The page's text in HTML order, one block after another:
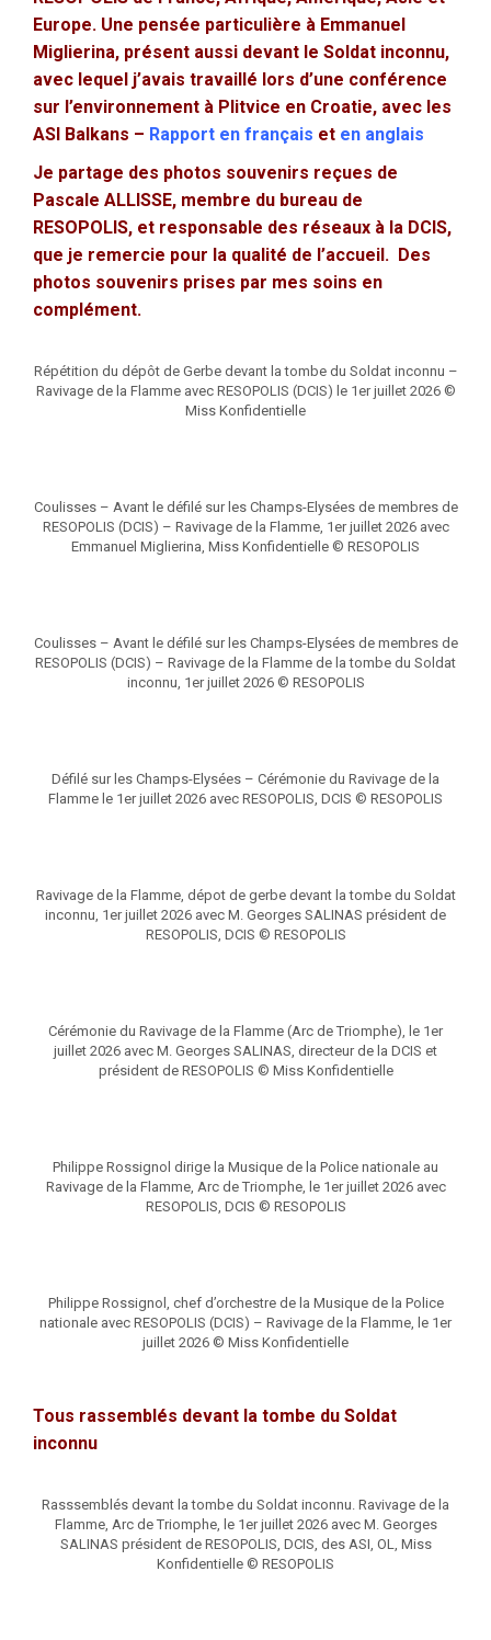
Europe. Une pensée particulière à Emmanuel
Miglierina, présent aussi devant le Soldat inconnu,
avec lequel j’avais travaillé lors d’une conférence
sur l’environnement à Plitvice en Croatie, avec les
ASI Balkans – Rapport en français et en anglais
Je partage des photos souvenirs reçues de
Pascale ALLISSE, membre du bureau de
RESOPOLIS, et responsable des réseaux à la DCIS,
que je remercie pour la qualité de l’accueil. Des
photos souvenirs prises par mes soins en
complément.
Répétition du dépôt de Gerbe devant la tombe du Soldat inconnu –
Ravivage de la Flamme avec RESOPOLIS (DCIS) le 1er juillet 2026 ©
Miss Konfidentielle
Coulisses – Avant le défilé sur les Champs-Elysées de membres de
RESOPOLIS (DCIS) – Ravivage de la Flamme, 1er juillet 2026 avec
Emmanuel Miglierina, Miss Konfidentielle © RESOPOLIS
Coulisses – Avant le défilé sur les Champs-Elysées de membres de
RESOPOLIS (DCIS) – Ravivage de la Flamme de la tombe du Soldat
inconnu, 1er juillet 2026 © RESOPOLIS
Défilé sur les Champs-Elysées – Cérémonie du Ravivage de la
Flamme le 1er juillet 2026 avec RESOPOLIS, DCIS © RESOPOLIS
Ravivage de la Flamme, dépot de gerbe devant la tombe du Soldat
inconnu, 1er juillet 2026 avec M. Georges SALINAS président de
RESOPOLIS, DCIS © RESOPOLIS
Cérémonie du Ravivage de la Flamme (Arc de Triomphe), le 1er
juillet 2026 avec M. Georges SALINAS, directeur de la DCIS et
président de RESOPOLIS © Miss Konfidentielle
Philippe Rossignol dirige la Musique de la Police nationale au
Ravivage de la Flamme, Arc de Triomphe, le 1er juillet 2026 avec
RESOPOLIS, DCIS © RESOPOLIS
Philippe Rossignol, chef d’orchestre de la Musique de la Police
nationale avec RESOPOLIS (DCIS) – Ravivage de la Flamme, le 1er
juillet 2026 © Miss Konfidentielle
Tous rassemblés devant la tombe du Soldat
inconnu
Rasssemblés devant la tombe du Soldat inconnu. Ravivage de la
Flamme, Arc de Triomphe, le 1er juillet 2026 avec M. Georges
SALINAS président de RESOPOLIS, DCIS, des ASI, OL, Miss
Konfidentielle © RESOPOLIS